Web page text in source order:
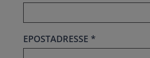
EPOSTADRESSE *